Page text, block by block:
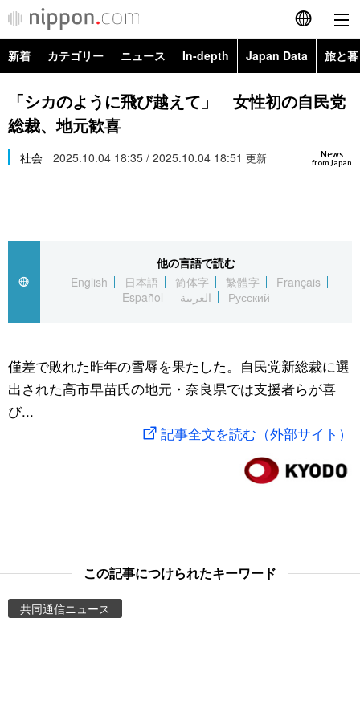
English
简体字
Русский
カテゴリー
経済・ビジネス
国際
文化
トップ
アーカイブ
In-depth
Japan Data
動画/Live
People
新着 カテゴリー ニュース In-depth Japan Data 旅と
政治・外交
経済・ビジネス
スポーツ・東京2020
Topics
「シカのように飛び越えて」 女性初の自民党
総裁、地元歓喜
News
from Japan
社会 2025.10.04 18:35 / 2025.10.04 18:51 更新
他の言語で読む
English
日本語 简体字 繁體字
Français
Español
العربية Русский
僅差で敗れた昨年の雪辱を果たした。自民党新総裁に選
出された高市早苗氏の地元・奈良県では支援者らが喜
び...
記事全文を読む（外部サイト）
この記事につけられたキーワード
共同通信ニュース